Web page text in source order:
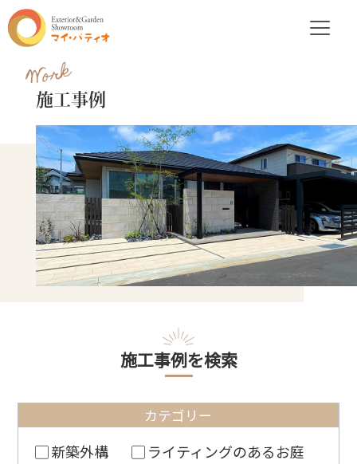
Work
施工事例
施工事例を検索
カテゴリー
新築外構
ライティングのあるお庭